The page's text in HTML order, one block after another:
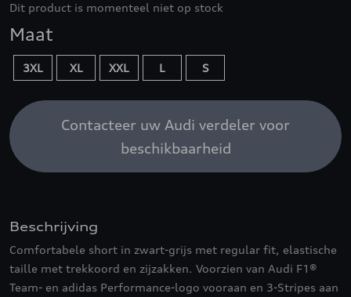
Dit product is momenteel niet op stock
Maat
3XL XL XXL L S
Contacteer uw Audi verdeler voor
beschikbaarheid
Beschrijving
Comfortabele short in zwart-grijs met regular fit, elastische
taille met trekkoord en zijzakken. Voorzien van Audi F1®
Team- en adidas Performance-logo vooraan en 3-Stripes aan